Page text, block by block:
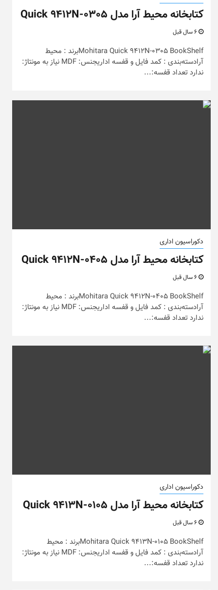
کتابخانه محیط آرا مدل Quick 9412N-0305
Mohitara Quick 9412N-0305 BookShelfبرند : محیط
آرادسته‌بندی : کمد فایل و قفسه اداریجنس: MDF نیاز به مونتاژ:
ندارد تعداد قفسه:...
دکوراسیون اداری
کتابخانه محیط آرا مدل Quick 9412N-0405
Mohitara Quick 9412N-0405 BookShelfبرند : محیط
آرادسته‌بندی : کمد فایل و قفسه اداریجنس: MDF نیاز به مونتاژ:
ندارد تعداد قفسه:...
دکوراسیون اداری
کتابخانه محیط آرا مدل Quick 9413N-0105
Mohitara Quick 9413N-0105 BookShelfبرند : محیط
آرادسته‌بندی : کمد فایل و قفسه اداریجنس: MDF نیاز به مونتاژ:
ندارد تعداد قفسه:...